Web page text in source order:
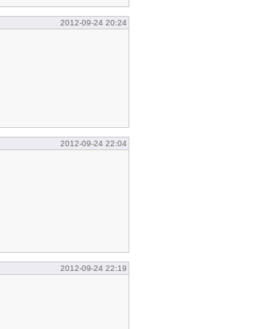
2012-09-24 20:24
2012-09-24 22:04
2012-09-24 22:19